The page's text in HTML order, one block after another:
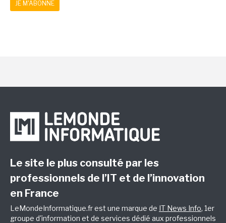
JE M'ABONNE
Le site le plus consulté par les
professionnels de l’IT et de l’innovation
en France
LeMondeInformatique.fr est une marque de IT News Info, 1er
groupe d'information et de services dédié aux professionnels